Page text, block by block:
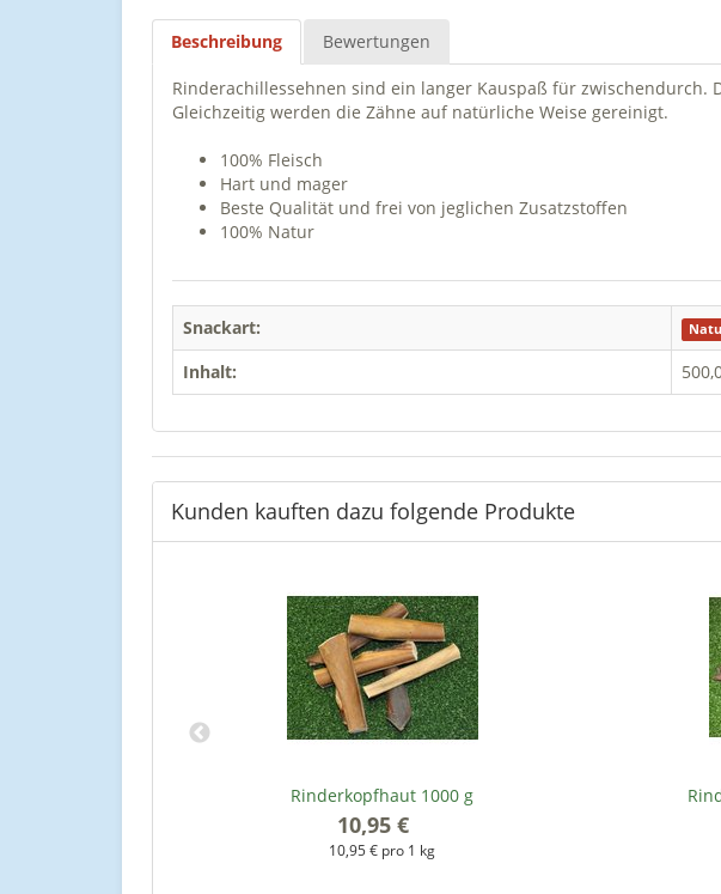
Beschreibung Bewertungen
Rinderachillessehnen sind ein langer Kauspaß für
Gleichzeitig werden die Zähne auf natürliche Weise gereinigt.
100% Fleisch
Hart und mager
Beste Qualität und frei von jeglichen Zusatzstoffen
100% Natur
Snackart:
Inhalt:
Kunden kauften dazu folgende Produkte
Rinderkopfhaut 1000 g
10,95 €
10,95 € pro 1 kg